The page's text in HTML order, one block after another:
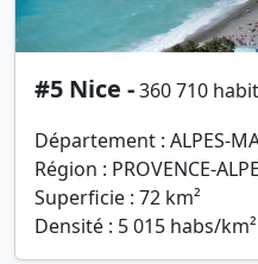
#5 Nice -360 710
Département : ALPES-
Région : PROVENCE-
Superficie : 72 km²
Densité : 5 015 habs/km²